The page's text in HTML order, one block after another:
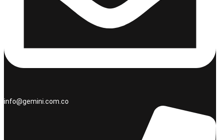
info@gemini.com.co